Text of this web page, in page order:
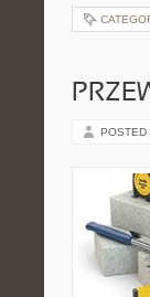
POSTED